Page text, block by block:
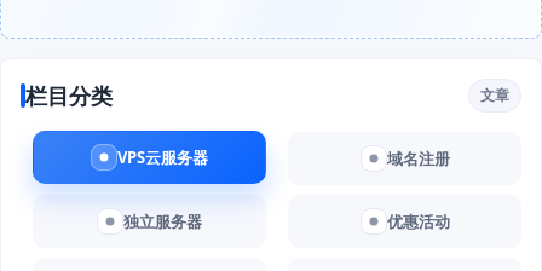
栏目分类 文章
VPS云服务器 域名注册
独立服务器 优惠活动